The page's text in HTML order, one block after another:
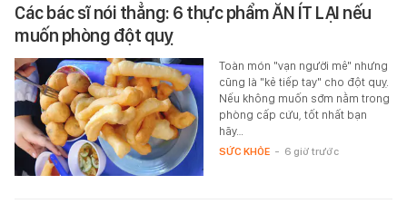
Các bác sĩ nói thẳng: 6 thực phẩm ĂN ÍT LẠI nếu
muốn phòng đột quỵ
Toàn món "vạn người mê" nhưng
cũng là "kẻ tiếp tay" cho đột quỵ.
Nếu không muốn sớm nằm trong
phòng cấp cứu, tốt nhất bạn
hãy…
SỨC KHỎE - 6 giờ trước